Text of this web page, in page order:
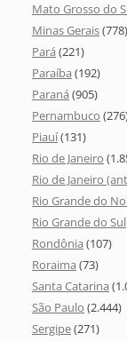
Mato Grosso do
Minas Gerais(778)
Pará (221)
Paraíba (192)
Paraná (905)
Pernambuco
Piauí(131)
Rio de Janeiro
Rio de Janeiro
Rio Grande do
Rio Grande do Sul
Rondônia (107)
Roraima (73)
Santa Catarina
São Paulo (2.444)
Sergipe(271)